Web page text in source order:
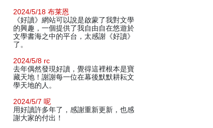
2024/5/18 布莱恩
《好讀》網站可以說是啟蒙了我對文學
的興趣，一個提供了我自由自在悠遊於
文學書海之中的平台，太感謝《好讀》
了。
2024/5/8 rc
去年偶然發現好讀，覺得這裡根本是寶
藏天地！謝謝每一位在幕後默默耕耘文
學天地的人。
2024/5/7 呢
用好讀許多年了，感謝重新更新，也感
謝大家的付出！